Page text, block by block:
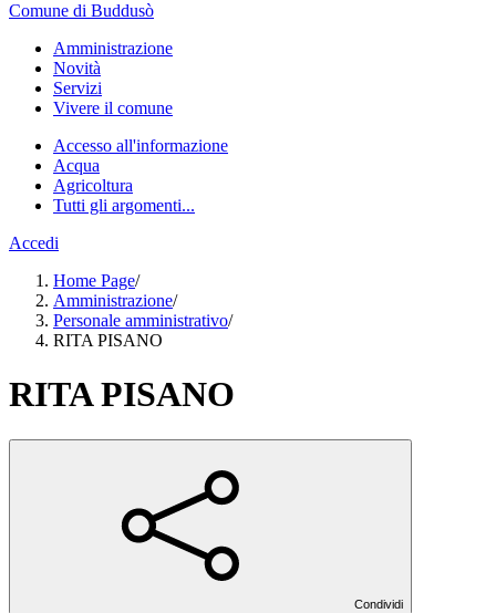
Comune di Buddusò
Amministrazione
Novità
Servizi
Vivere il comune
Accesso all'informazione
Acqua
Agricoltura
Tutti gli argomenti...
Accedi
Home Page/
Amministrazione/
Personale amministrativo/
RITA PISANO
RITA PISANO
Condividi